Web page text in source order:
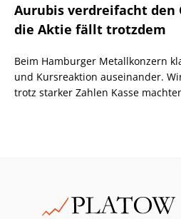
Aurubis verdreifacht den
die Aktie fällt trotzdem
Beim Hamburger Metallkonzern
und Kursreaktion auseinander.
trotz starker Zahlen Kasse